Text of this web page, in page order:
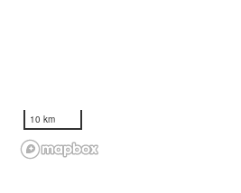
10 km